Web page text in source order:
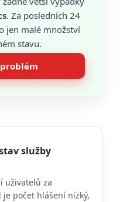
. Za posledních 24
jen malé množství
stavu.
služby
uživatelů za
počet hlášení nízký,